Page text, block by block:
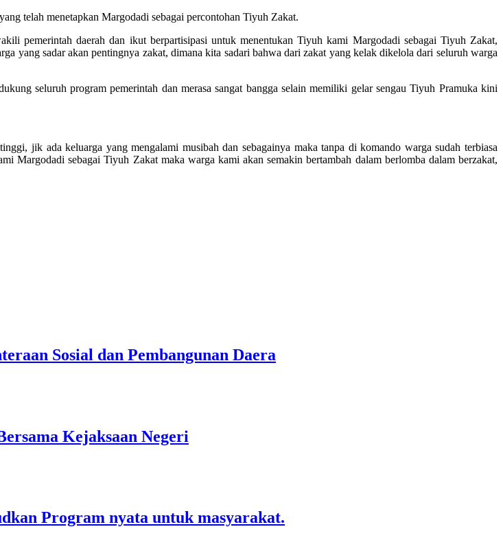
telah menetapkan Margodadi sebagai percontohan Tiyuh Zakat.
pemerintah daerah dan ikut berpartisipasi untuk menentukan Tiyuh kami Margodadi sebagai Tiyuh Zakat,
yang sadar akan pentingnya zakat, dimana kita sadari bahwa dari zakat yang kelak dikelola dari seluruh warga
seluruh program pemerintah dan merasa sangat bangga selain memiliki gelar sengau Tiyuh Pramuka kini
jik ada keluarga yang mengalami musibah dan sebagainya maka tanpa di komando warga sudah terbiasa
Margodadi sebagai Tiyuh Zakat maka warga kami akan semakin bertambah dalam berlomba dalam berzakat,
Sosial dan Pembangunan Daera
Kejaksaan Negeri
Program nyata untuk masyarakat.